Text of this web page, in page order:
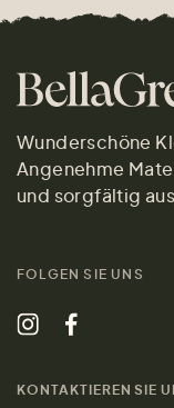
Wunderschöne
Angenehme
und sorgfältig
FOLGEN SIE UNS
KONTAKTIEREN SIE